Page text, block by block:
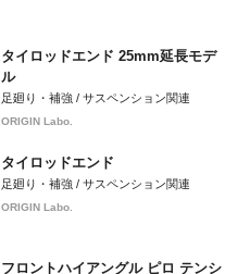
タイロッドエンド 25mm延長モデ
ル
足廻り・補強 / サスペンション関連
ORIGIN Labo.
タイロッドエンド
足廻り・補強 / サスペンション関連
ORIGIN Labo.
フロントハイアングル ピロ テンシ